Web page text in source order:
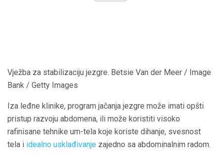
Vježba za stabilizaciju jezgre. Betsie Van der Meer / Image
Bank / Getty Images
Iza leđne klinike, program jačanja jezgre može imati opšti
pristup razvoju abdomena, ili može koristiti visoko
rafinisane tehnike um-tela koje koriste dihanje, svesnost
tela i idealno usklađivanje zajedno sa abdominalnim radom.